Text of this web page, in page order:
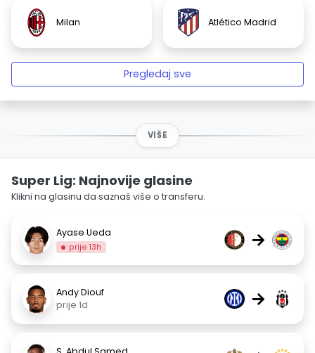
Milan Atlético Madrid
Pregledaj sve
VIŠE
Super Lig: Najnovije glasine
Klikni na glasinu da saznaš više o transferu.
Ayase Ueda
prije 13h →
Andy Diouf
prije 1d
→